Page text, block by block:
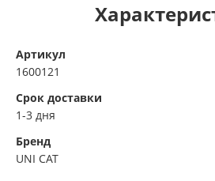
Артикул
1600121
Срок доставки
1-3 дня
Бренд
UNI CAT